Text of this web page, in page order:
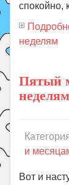
спокойно,
неделям
Пятый
неделям
и
Вот и